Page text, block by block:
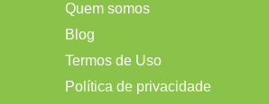
Quem somos
Blog
Termos de Uso
Política de privacidade